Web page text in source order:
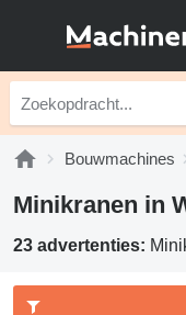
Bouwmachines
Minikranen in
23 advertenties: